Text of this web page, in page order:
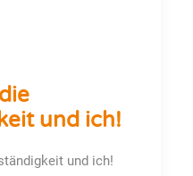
und ich!
und ich!